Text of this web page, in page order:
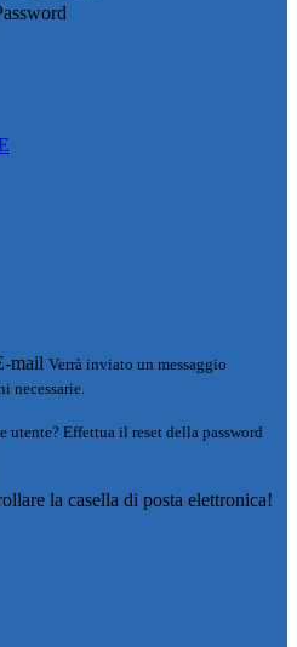
mail Verrà inviato un messaggio
necessarie.
utente? Effettua il reset della password
la casella di posta elettronica!